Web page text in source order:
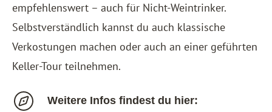
empfehlenswert – auch für Nicht-Weintrinker.
Selbstverständlich kannst du auch klassische
Verkostungen machen oder auch an einer geführten
Keller-Tour teilnehmen.
Weitere Infos findest du hier: